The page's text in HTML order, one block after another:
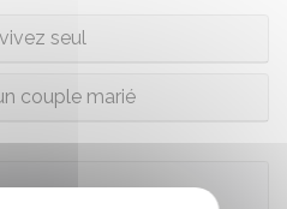
seul
couple marié